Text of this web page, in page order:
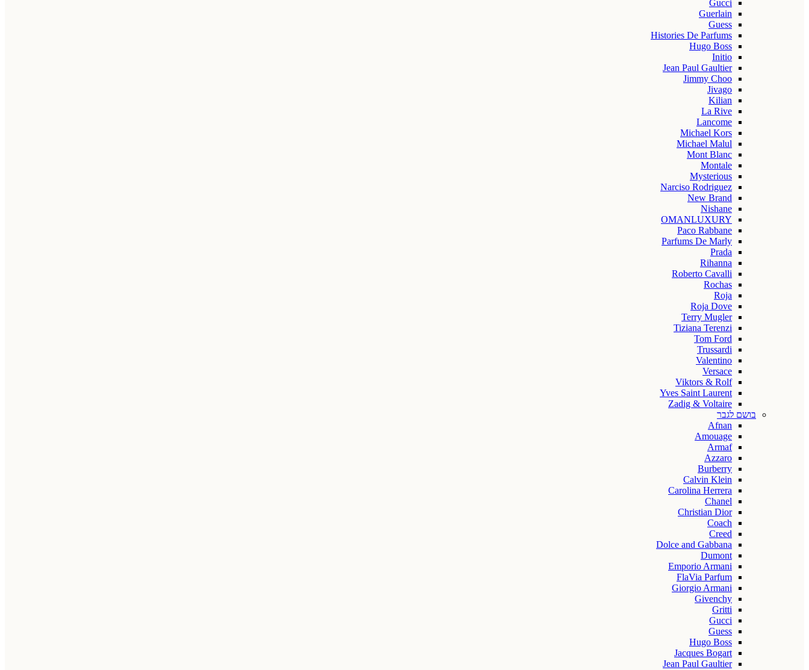
Gucci
Guerlain
Guess
Histories De Parfums
Hugo Boss
Initio
Jean Paul Gaultier
Jimmy Choo
Jivago
Kilian
La Rive
Lancome
Michael Kors
Michael Malul
Mont Blanc
Montale
Mysterious
Narciso Rodriguez
New Brand
Nishane
OMANLUXURY
Paco Rabbane
Parfums De Marly
Prada
Rihanna
Roberto Cavalli
Rochas
Roja
Roja Dove
Terry Mugler
Tiziana Terenzi
Tom Ford
Trussardi
Valentino
Versace
Viktors & Rolf
Yves Saint Laurent
Zadig & Voltaire
בושם לגבר
Afnan
Amouage
Armaf
Azzaro
Burberry
Calvin Klein
Carolina Herrera
Chanel
Christian Dior
Coach
Creed
Dolce and Gabbana
Dumont
Emporio Armani
FlaVia Parfum
Giorgio Armani
Givenchy
Gritti
Gucci
Guess
Hugo Boss
Jacques Bogart
Jean Paul Gaultier